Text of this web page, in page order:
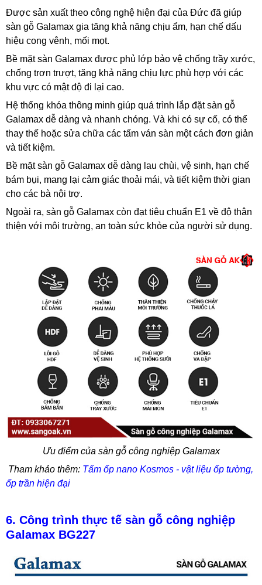
Được sản xuất theo công nghệ hiện đại của Đức đã giúp
sàn gỗ Galamax gia tăng khả năng chịu ẩm, hạn chế dấu
hiệu cong vênh, mối mọt.
Bề mặt sàn Galamax được phủ lớp bảo vệ chống trầy xước,
chống trơn trượt, tăng khả năng chịu lực phù hợp với các
khu vực có mật độ đi lại cao.
Hệ thống khóa thông minh giúp quá trình lắp đặt sàn gỗ
Galamax dễ dàng và nhanh chóng. Và khi có sự cố, có thể
thay thế hoặc sửa chữa các tấm ván sàn một cách đơn giản
và tiết kiệm.
Bề mặt sàn gỗ Galamax dễ dàng lau chùi, vệ sinh, hạn chế
bám bụi, mang lại cảm giác thoải mái, và tiết kiệm thời gian
cho các bà nội trợ.
Ngoài ra, sàn gỗ Galamax còn đạt tiêu chuẩn E1 về độ thân
thiện với môi trường, an toàn sức khỏe của người sử dụng.
Ưu điểm của sàn gỗ công nghiệp Galamax
Tham khảo thêm: Tấm ốp nano Kosmos - vật liệu ốp tường,
ốp trần hiện đại
6. Công trình thực tế sàn gỗ công nghiệp
Galamax BG227